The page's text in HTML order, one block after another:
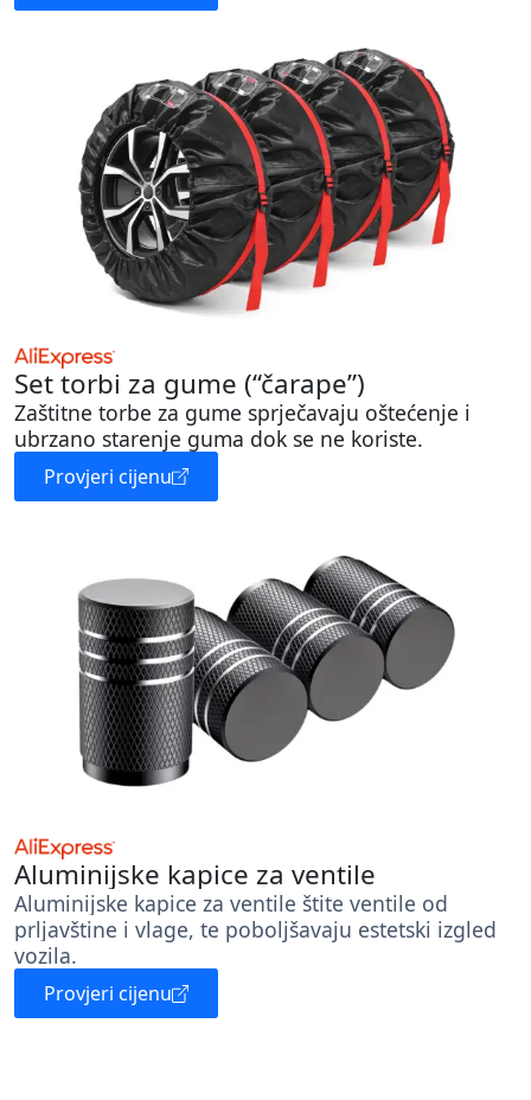
Set torbi za gume (“čarape”)
Zaštitne torbe za gume sprječavaju oštećenje i
ubrzano starenje guma dok se ne koriste.
Provjeri cijenu
Aluminijske kapice za ventile
Aluminijske kapice za ventile štite ventile od
prljavštine i vlage, te poboljšavaju estetski izgled
vozila.
Provjeri cijenu